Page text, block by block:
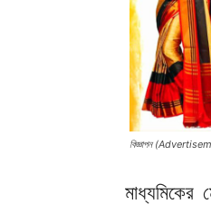
বিজ্ঞাপন
মাধ্যমিকের